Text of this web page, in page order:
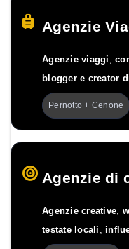
Agenzie
Agenzie viaggi ,
blogger e creator
Pernotto + Cenone
Agenzie di
Agenzie creative,
testate locali ,